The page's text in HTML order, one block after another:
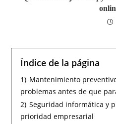
Índice de la página
1) Mantenimiento
problemas antes de que
2) Seguridad informática y
prioridad empresarial